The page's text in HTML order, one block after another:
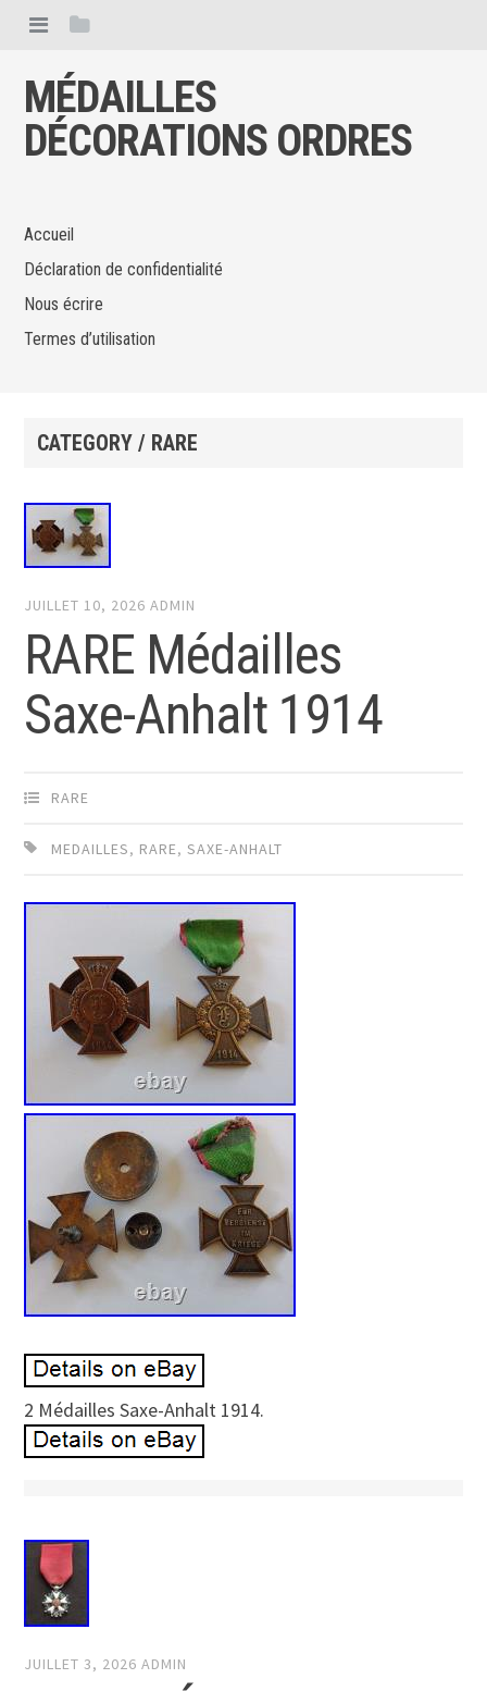
MÉDAILLES
DÉCORATIONS ORDRES
Accueil
Déclaration de confidentialité
Nous écrire
Termes d’utilisation
CATEGORY / RARE
JUILLET 10, 2026 ADMIN
RARE Médailles
Saxe-Anhalt 1914
RARE
MEDAILLES, RARE,SAXE-ANHALT
2 Médailles Saxe-Anhalt 1914.
JUILLET 3, 2026 ADMIN